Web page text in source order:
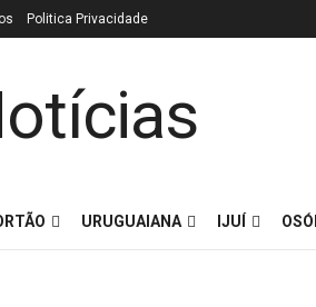
Politica Privacidade
URUGUAIANA IJUÍ